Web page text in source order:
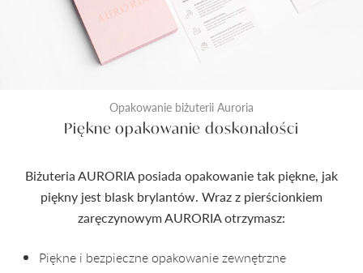
Opakowanie biżuterii Auroria
Piękne opakowanie doskonałości
Biżuteria AURORIA posiada opakowanie tak piękne, jak
piękny jest blask brylantów. Wraz z pierścionkiem
zaręczynowym AURORIA otrzymasz:
Piękne i bezpieczne opakowanie zewnętrzne